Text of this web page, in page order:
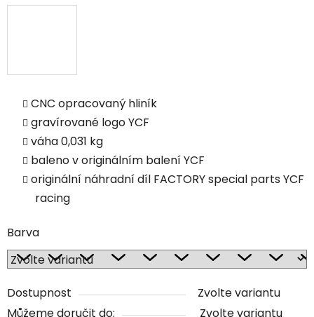
CNC opracovaný hliník
gravírované logo YCF
váha 0,031 kg
baleno v originálním balení YCF
originální náhradní díl FACTORY special parts YCF
racing
Barva
Dostupnost
Zvolte variantu
Můžeme doručit do:
Zvolte variantu